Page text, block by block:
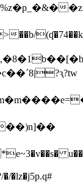
�lz�j5p.q#